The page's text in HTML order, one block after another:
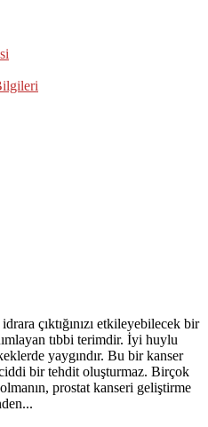
çıktığınızı etkileyebilecek bir
tıbbi terimdir. İyi huylu
yaygındır. Bu bir kanser
bir tehdit oluşturmaz. Birçok
prostat kanseri geliştirme